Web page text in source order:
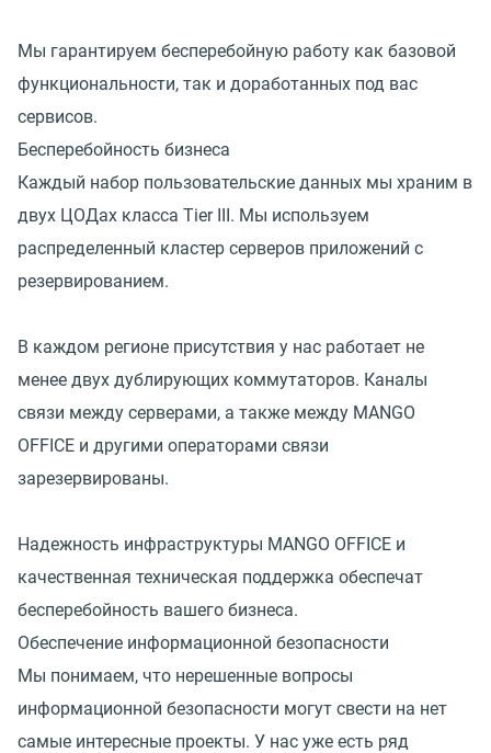
Мы гарантируем бесперебойную работу как базовой
функциональности, так и доработанных под вас
сервисов.
Бесперебойность бизнеса
Каждый набор пользовательские данных мы храним в
двух ЦОДах класса Tier III. Мы используем
распределенный кластер серверов приложений с
резервированием.
В каждом регионе присутствия у нас работает не
менее двух дублирующих коммутаторов. Каналы
связи между серверами, а также между MANGO
OFFICE и другими операторами связи
зарезервированы.
Надежность инфраструктуры MANGO OFFICE и
качественная техническая поддержка обеспечат
бесперебойность вашего бизнеса.
Обеспечение информационной безопасности
Мы понимаем, что нерешенные вопросы
информационной безопасности могут свести на нет
самые интересные проекты. У нас уже есть ряд